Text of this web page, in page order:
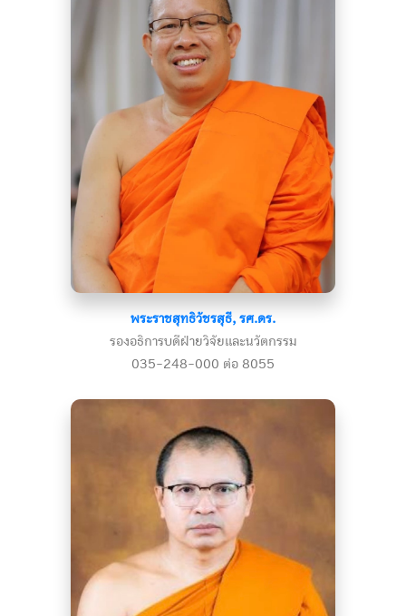
พระราชสุทธิวัชรสุธี, รศ.ดร.
รองอธิการบดีฝ่ายวิจัยและนวัตกรรม
035-248-000 ต่อ 8055